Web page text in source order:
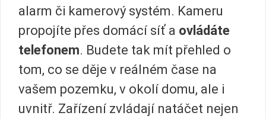
alarm či kamerový systém. Kameru
propojíte přes domácí síť a ovládáte
telefonem. Budete tak mít přehled o
tom, co se děje v reálném čase na
vašem pozemku, v okolí domu, ale i
uvnitř. Zařízení zvládají natáčet nejen